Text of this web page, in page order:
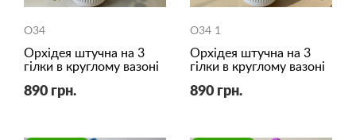
O34
Орхідея штучна на 3
гілки в круглому вазоні
890 грн.
O34 1
Орхідея штучна на 3
гілки в круглому вазоні
890 грн.